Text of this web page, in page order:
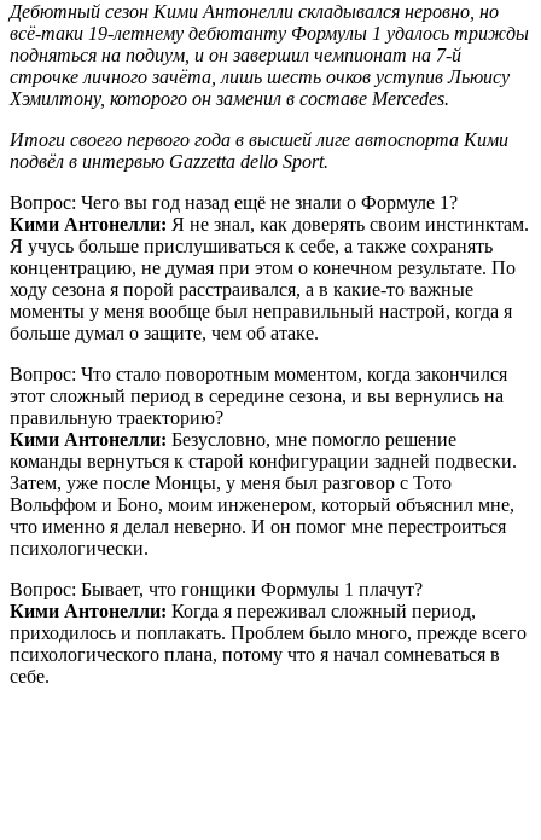
Дебютный сезон Кими Антонелли складывался неровно, но
всё-таки 19-летнему дебютанту Формулы 1 удалось трижды
подняться на подиум, и он завершил чемпионат на 7-й
строчке личного зачёта, лишь шесть очков уступив Льюису
Хэмилтону, которого он заменил в составе Mercedes.
Итоги своего первого года в высшей лиге автоспорта Кими
подвёл в интервью Gazzetta dello Sport.
Вопрос: Чего вы год назад ещё не знали о Формуле 1?
Кими Антонелли: Я не знал, как доверять своим инстинктам.
Я учусь больше прислушиваться к себе, а также сохранять
концентрацию, не думая при этом о конечном результате. По
ходу сезона я порой расстраивался, а в какие-то важные
моменты у меня вообще был неправильный настрой, когда я
больше думал о защите, чем об атаке.
Вопрос: Что стало поворотным моментом, когда закончился
этот сложный период в середине сезона, и вы вернулись на
правильную траекторию?
Кими Антонелли: Безусловно, мне помогло решение
команды вернуться к старой конфигурации задней подвески.
Затем, уже после Монцы, у меня был разговор с Тото
Вольффом и Боно, моим инженером, который объяснил мне,
что именно я делал неверно. И он помог мне перестроиться
психологически.
Вопрос: Бывает, что гонщики Формулы 1 плачут?
Кими Антонелли: Когда я переживал сложный период,
приходилось и поплакать. Проблем было много, прежде всего
психологического плана, потому что я начал сомневаться в
себе.